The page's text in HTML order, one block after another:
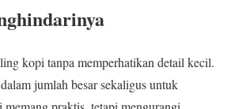
kopi tanpa memperhatikan detail kecil.
jumlah besar sekaligus untuk